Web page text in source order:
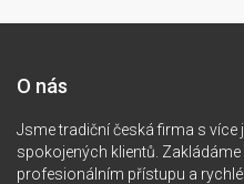
O nás
Jsme tradiční česká firma s více
spokojených klientů.
profesionálním přístupu a